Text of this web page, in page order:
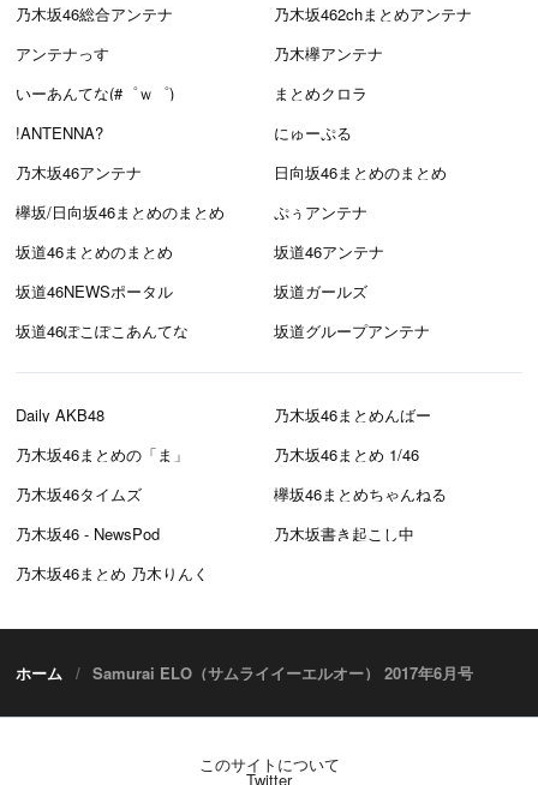
乃木坂46総合アンテナ
乃木坂462chまとめアンテナ
アンテナっす
乃木欅アンテナ
いーあんてな(#゜ｗ゜)
まとめクロラ
!ANTENNA?
にゅーぷる
乃木坂46アンテナ
日向坂46まとめのまとめ
欅坂/日向坂46まとめのまとめ
ぷぅアンテナ
坂道46まとめのまとめ
坂道46アンテナ
坂道46NEWSポータル
坂道ガールズ
坂道46ぽこぽこあんてな
坂道グループアンテナ
Daily AKB48
乃木坂46まとめんばー
乃木坂46まとめの「ま」
乃木坂46まとめ 1/46
乃木坂46タイムズ
欅坂46まとめちゃんねる
乃木坂46 - NewsPod
乃木坂書き起こし中
乃木坂46まとめ 乃木りんく
ホーム Samurai ELO（サムライイーエルオー） 2017年6月号
このサイトについて
Twitter